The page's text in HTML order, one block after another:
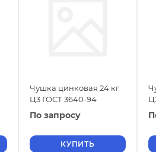
Чушка цинковая 24 кг
Ц3 ГОСТ 3640-94
По запросу
КУПИТЬ